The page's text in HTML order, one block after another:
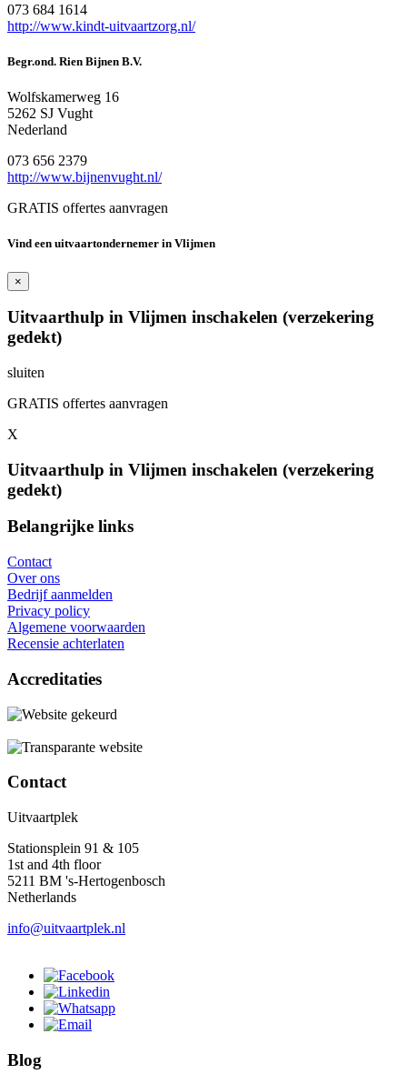
073 684 1614
http://www.kindt-uitvaartzorg.nl/
Begr.ond. Rien Bijnen B.V.
Wolfskamerweg 16
5262 SJ Vught
Nederland
073 656 2379
http://www.bijnenvught.nl/
GRATIS offertes aanvragen
Vind een uitvaartondernemer in Vlijmen
×
Uitvaarthulp in Vlijmen inschakelen (verzekering
gedekt)
sluiten
GRATIS offertes aanvragen
X
Uitvaarthulp in Vlijmen inschakelen (verzekering
gedekt)
Belangrijke links
Contact
Over ons
Bedrijf aanmelden
Privacy policy
Algemene voorwaarden
Recensie achterlaten
Accreditaties
Contact
Uitvaartplek
Stationsplein 91 & 105
1st and 4th floor
5211 BM 's-Hertogenbosch
Netherlands
info@uitvaartplek.nl
Blog